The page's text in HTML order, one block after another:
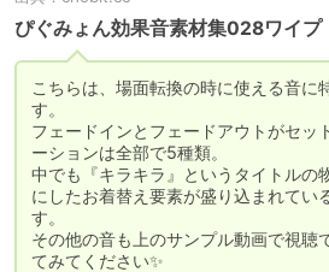
ぴぐみょん効果音素材集028ワイプ
こちらは、場面転換の時に使える音に
す。
フェードインとフェードアウトがセッ
ーションは全部で5種類。
中でも『キラキラ』というタイトルの
にしたお着替え要素が盛り込まれてい
す。
その他の音も上のサンプル動画で視聴
てみてください✨